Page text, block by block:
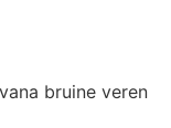
bruine veren